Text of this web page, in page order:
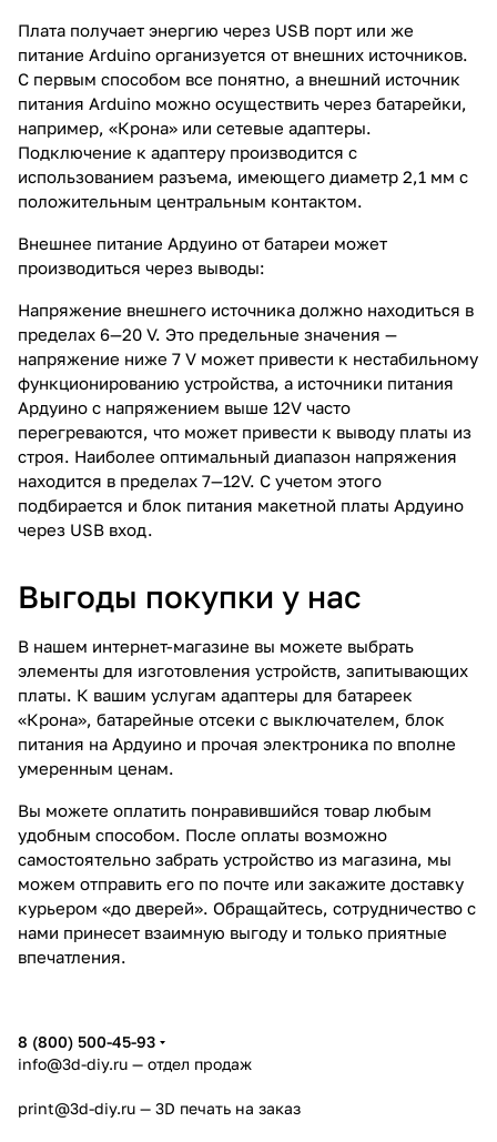
Плата получает энергию через USB порт или же
питание Arduino организуется от внешних источников.
С первым способом все понятно, а внешний источник
питания Arduino можно осуществить через батарейки,
например, «Крона» или сетевые адаптеры.
Подключение к адаптеру производится с
использованием разъема, имеющего диаметр 2,1 мм с
положительным центральным контактом.
Внешнее питание Ардуино от батареи может
производиться через выводы:
Напряжение внешнего источника должно находиться в
пределах 6—20 V. Это предельные значения —
напряжение ниже 7 V может привести к нестабильному
функционированию устройства, а источники питания
Ардуино с напряжением выше 12V часто
перегреваются, что может привести к выводу платы из
строя. Наиболее оптимальный диапазон напряжения
находится в пределах 7—12V. С учетом этого
подбирается и блок питания макетной платы Ардуино
через USB вход.
Выгоды покупки у нас
В нашем интернет-магазине вы можете выбрать
элементы для изготовления устройств, запитывающих
платы. К вашим услугам адаптеры для батареек
«Крона», батарейные отсеки с выключателем, блок
питания на Ардуино и прочая электроника по вполне
умеренным ценам.
Вы можете оплатить понравившийся товар любым
удобным способом. После оплаты возможно
самостоятельно забрать устройство из магазина, мы
можем отправить его по почте или закажите доставку
курьером «до дверей». Обращайтесь, сотрудничество с
нами принесет взаимную выгоду и только приятные
впечатления.
8 (800) 500-45-93
info@3d-diy.ru — отдел продаж
print@3d-diy.ru — 3D печать на заказ